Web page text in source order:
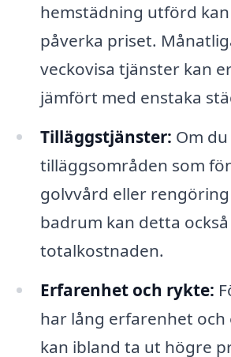
hemstädning utförd kan
påverka priset.
veckovisa tjänster kan
jämfört med enstaka
Tilläggstjänster: Om
tilläggsområden som
golvvård eller
badrum kan detta också
totalkostnaden.
Erfarenhet och rykte:
har lång erfarenhet
kan ibland ta ut högre